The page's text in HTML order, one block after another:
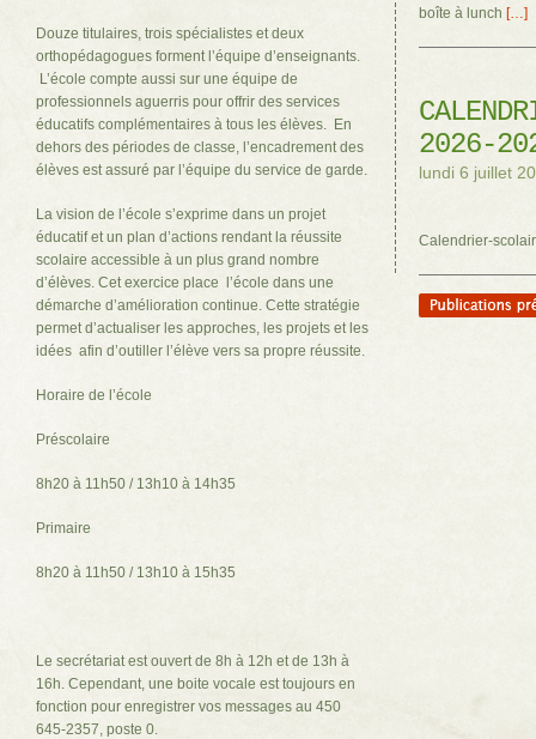
Douze titulaires, trois spécialistes et deux
orthopédagogues forment l’équipe d’enseignants.
L’école compte aussi sur une équipe de
professionnels aguerris pour offrir des services
éducatifs complémentaires à tous les élèves. En
dehors des périodes de classe, l’encadrement des
élèves est assuré par l’équipe du service de garde.
La vision de l’école s’exprime dans un projet
éducatif et un plan d’actions rendant la réussite
scolaire accessible à un plus grand nombre
d’élèves. Cet exercice place l’école dans une
démarche d’amélioration continue. Cette stratégie
permet d’actualiser les approches, les projets et les
idées afin d’outiller l’élève vers sa propre réussite.
Horaire de l’école
Préscolaire
8h20 à 11h50 / 13h10 à 14h35
Primaire
8h20 à 11h50 / 13h10 à 15h35
Le secrétariat est ouvert de 8h à 12h et de 13h à
16h. Cependant, une boite vocale est toujours en
fonction pour enregistrer vos messages au 450
645‐2357, poste 0.
boîte à lunch […]
2026-
lundi 6 juillet
Calendrier-